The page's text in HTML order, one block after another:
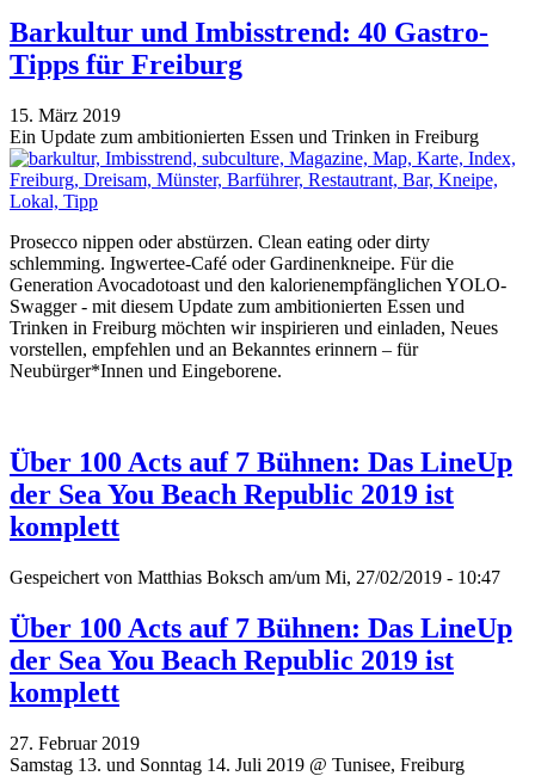
Barkultur und Imbisstrend: 40 Gastro-
Tipps für Freiburg
15. März 2019
Ein Update zum ambitionierten Essen und Trinken in Freiburg
Prosecco nippen oder abstürzen. Clean eating oder dirty
schlemming. Ingwertee-Café oder Gardinenkneipe. Für die
Generation Avocadotoast und den kalorienempfänglichen YOLO-
Swagger - mit diesem Update zum ambitionierten Essen und
Trinken in Freiburg möchten wir inspirieren und einladen, Neues
vorstellen, empfehlen und an Bekanntes erinnern – für
Neubürger*Innen und Eingeborene.
Über 100 Acts auf 7 Bühnen: Das LineUp
der Sea You Beach Republic 2019 ist
komplett
Gespeichert von Matthias Boksch am/um Mi, 27/02/2019 - 10:47
Über 100 Acts auf 7 Bühnen: Das LineUp
der Sea You Beach Republic 2019 ist
komplett
27. Februar 2019
Samstag 13. und Sonntag 14. Juli 2019 @ Tunisee, Freiburg